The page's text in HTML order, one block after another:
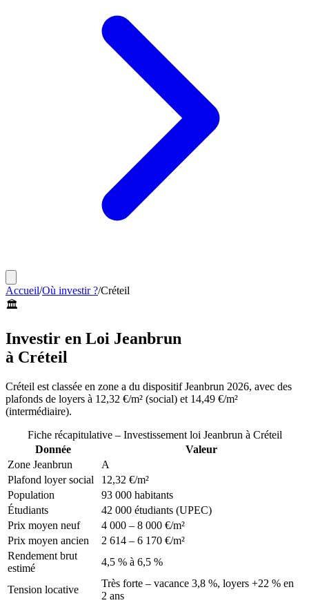
Accueil/Où investir ?/Créteil
🏛️
Investir en Loi Jeanbrun
à Créteil
Créteil est classée en zone a du dispositif Jeanbrun 2026, avec des
plafonds de loyers à 12,32 €/m² (social) et 14,49 €/m²
(intermédiaire).
Fiche récapitulative – Investissement loi Jeanbrun à Créteil
Donnée
Valeur
Zone Jeanbrun
A
Plafond loyer social
12,32 €/m²
Population
93 000 habitants
Étudiants
42 000 étudiants (UPEC)
Prix moyen neuf
4 000 – 8 000 €/m²
Prix moyen ancien
2 614 – 6 170 €/m²
Rendement brut
estimé
4,5 % à 6,5 %
Tension locative
Très forte – vacance 3,8 %, loyers +22 % en
2 ans